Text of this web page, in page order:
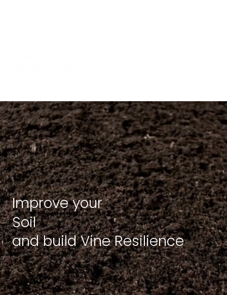
Improve your
Soil
and build Vine Resilience